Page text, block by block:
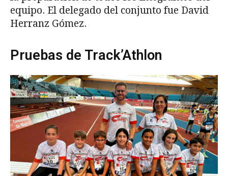
equipo. El delegado del conjunto fue David
Herranz Gómez.
Pruebas de Track’Athlon